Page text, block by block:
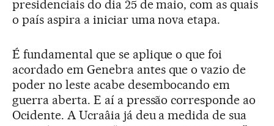
presidenciais do dia 25 de maio, com as quais
o país aspira a iniciar uma nova etapa.
É fundamental que se aplique o que foi
acordado em Genebra antes que o vazio de
poder no leste acabe desembocando em
guerra aberta. E aí a pressão corresponde ao
Ocidente. A Ucraâia já deu a medida de sua